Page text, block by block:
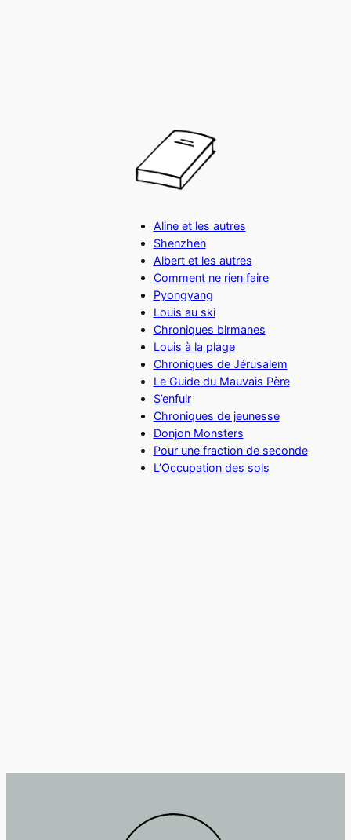
Aline et les autres
Shenzhen
Albert et les autres
Comment ne rien faire
Pyongyang
Louis au ski
Chroniques birmanes
Louis à la plage
Chroniques de Jérusalem
Le Guide du Mauvais Père
S’enfuir
Chroniques de jeunesse
Donjon Monsters
Pour une fraction de seconde
L’Occupation des sols